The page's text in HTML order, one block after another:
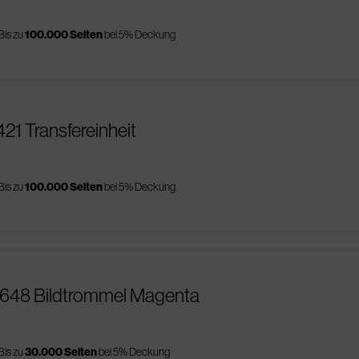
zu100.000 Seitenbei 5% Deckung
Transfereinheit
zu100.000 Seitenbei 5% Deckung
Bildtrommel Magenta
zu30.000 Seitenbei 5% Deckung